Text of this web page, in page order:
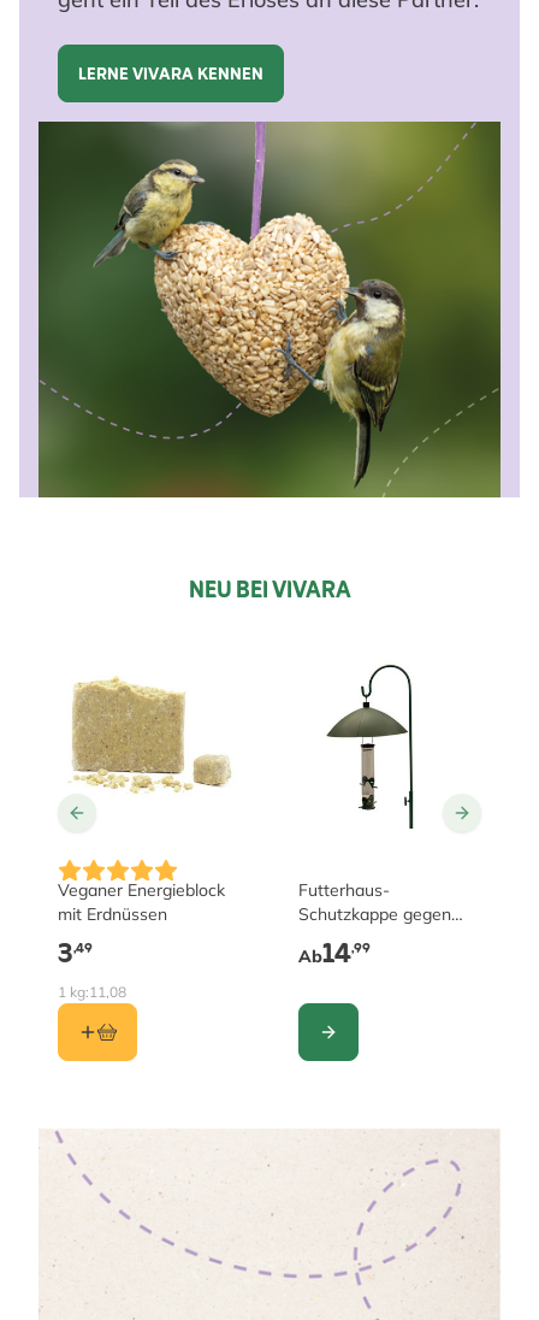
LERNE VIVARA KENNEN
NEU BEI VIVARA
Veganer Energieblock
mit Erdnüssen
3,49
1 kg:11,08
Futterhaus-
Schutzkappe gegen
Eichhörnchen und
Ratten
Ab14,99
KONFIGURIEREN